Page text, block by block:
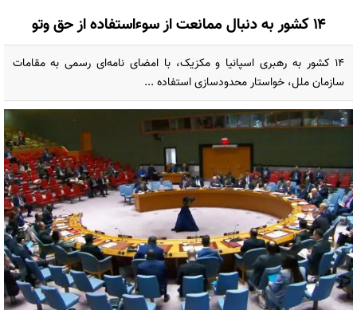
۱۴ کشور به دنبال ممانعت از سوءاستفاده از حق وتو
۱۴ کشور به رهبری اسپانیا و مکزیک، با امضای نامه‌ای رسمی به مقامات
سازمان ملل، خواستار محدودسازی استفاده ...